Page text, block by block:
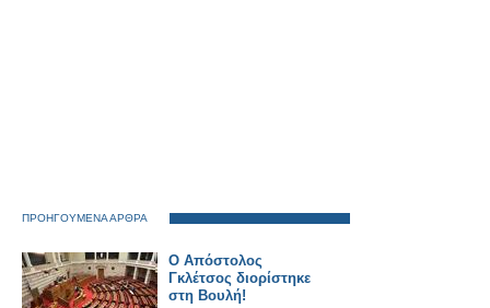
ΠΡΟΗΓΟΥΜΕΝΑ ΑΡΘΡΑ
Ο Απόστολος
Γκλέτσος διορίστηκε
στη Βουλή!